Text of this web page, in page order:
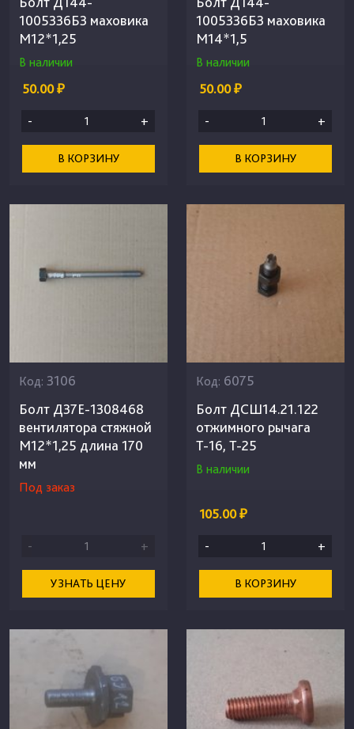
1005336Б3 маховика
М12*1,25
В наличии
50.00 ₽
- +
В КОРЗИНУ
1005336Б3 маховика
М14*1,5
В наличии
50.00 ₽
- +
В КОРЗИНУ
Код: 3106
Болт Д37Е-1308468
вентилятора стяжной
М12*1,25 длина 170
мм
Под заказ
- +
УЗНАТЬ ЦЕНУ
Код: 6075
Болт ДСШ14.21.122
отжимного рычага
Т-16, Т-25
В наличии
105.00 ₽
- +
В КОРЗИНУ